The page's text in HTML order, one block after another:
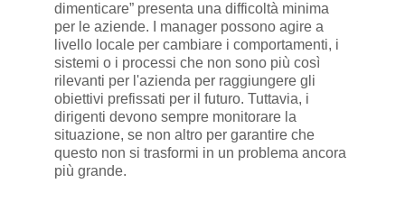
dimenticare” presenta una difficoltà minima
per le aziende. I manager possono agire a
livello locale per cambiare i comportamenti, i
sistemi o i processi che non sono più così
rilevanti per l'azienda per raggiungere gli
obiettivi prefissati per il futuro. Tuttavia, i
dirigenti devono sempre monitorare la
situazione, se non altro per garantire che
questo non si trasformi in un problema ancora
più grande.